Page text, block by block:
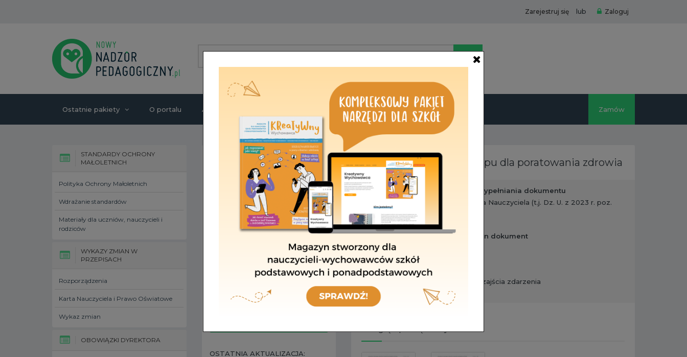
Zarejestruj się lub Zaloguj
Ostatnie pakiety O portalu Autorzy Zamów
STANDARDY OCHRONY
MAŁOLETNICH
Polityka Ochrony Małoletnich
Wdrażanie standardów
Materiały dla uczniów, nauczycieli i
rodziców
WYKAZY ZMIAN W
PRZEPISACH
Rozporządzenia
Karta Nauczyciela i Prawo Oświatowe
Wykaz zmian
OBOWIĄZKI DYREKTORA
POBIERZ I EDYTUJ
OSTATNIA AKTUALIZACJA:
Odmowa udzielenia urlopu dla poratowania zdrowia
Podstawa prawna wytwarzania/wypełniania dokumentu
Art. 73 Ustawy z 26.01.1982 r. - Karta Nauczyciela (t.j. Dz. U. z 2023 r. poz.
984 ze zm.)
Jak często należy aktualizować ten dokument
W miarę potrzeb
Co musisz zrobić?
​ Zaktualizuj dokument na wypadek zajścia zdarzenia